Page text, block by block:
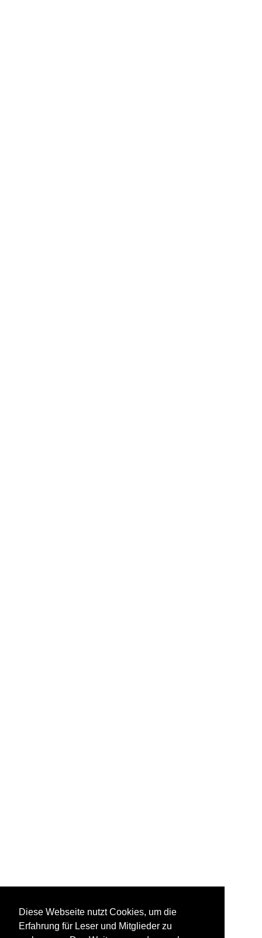
Diese Webseite nutzt Cookies, um die
Erfahrung für Leser und Mitglieder zu